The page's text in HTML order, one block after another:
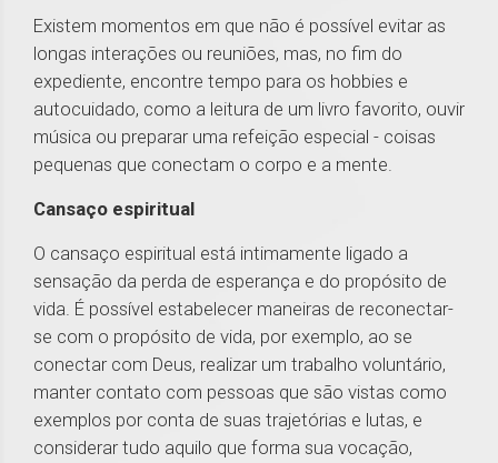
Existem momentos em que não é possível evitar as
longas interações ou reuniões, mas, no fim do
expediente, encontre tempo para os hobbies e
autocuidado, como a leitura de um livro favorito, ouvir
música ou preparar uma refeição especial - coisas
pequenas que conectam o corpo e a mente.
Cansaço espiritual
O cansaço espiritual está intimamente ligado a
sensação da perda de esperança e do propósito de
vida. É possível estabelecer maneiras de reconectar-
se com o propósito de vida, por exemplo, ao se
conectar com Deus, realizar um trabalho voluntário,
manter contato com pessoas que são vistas como
exemplos por conta de suas trajetórias e lutas, e
considerar tudo aquilo que forma sua vocação,